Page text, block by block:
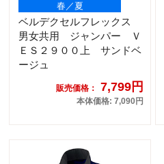
春／夏
ベルデクセルフレックス
男女共用 ジャンパー Ｖ
ＥＳ２９００上 サンドベ
ージュ
販売価格： 7,799円
本体価格: 7,090円